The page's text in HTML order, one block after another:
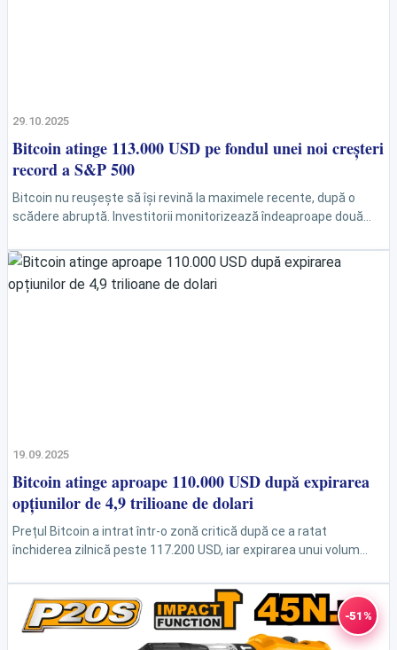
29.10.2025
Bitcoin atinge 113.000 USD pe fondul unei noi creșteri
record a S&P 500
Bitcoin nu reușește să își revină la maximele recente, după o
scădere abruptă. Investitorii monitorizează îndeaproape două
19.09.2025
Bitcoin atinge aproape 110.000 USD după expirarea
opțiunilor de 4,9 trilioane de dolari
Prețul Bitcoin a intrat într-o zonă critică după ce a ratat
închiderea zilnică peste 117.200 USD, iar expirarea unui volum
-51%